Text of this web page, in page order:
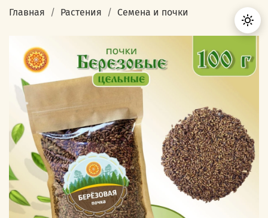
Главная Растения Семена и почки